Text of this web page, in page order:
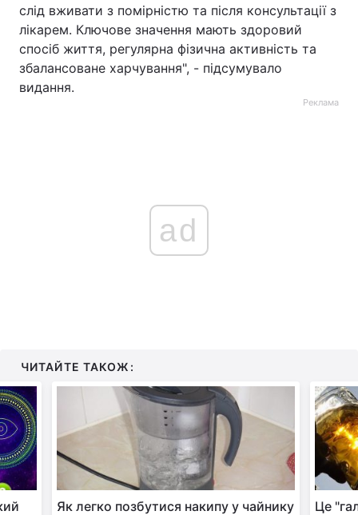
слід вживати з помірністю та після консультації з
лікарем. Ключове значення мають здоровий
спосіб життя, регулярна фізична активність та
збалансоване харчування", - підсумувало
видання.
Реклама
ad
ЧИТАЙТЕ ТАКОЖ:
Як легко позбутися накипу у чайнику
Це